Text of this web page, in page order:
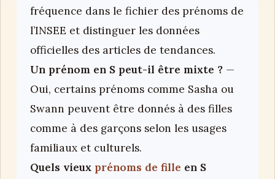
fréquence dans le fichier des prénoms de
l’INSEE et distinguer les données
officielles des articles de tendances.
Un prénom en S peut-il être mixte ? —
Oui, certains prénoms comme Sasha ou
Swann peuvent être donnés à des filles
comme à des garçons selon les usages
familiaux et culturels.
Quels vieux prénoms de fille en S